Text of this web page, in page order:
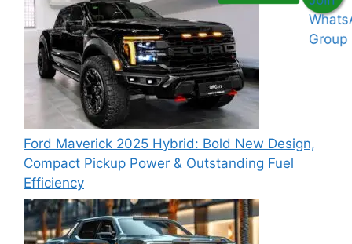
Ford Maverick 2025 Hybrid: Bold New Design,
Compact Pickup Power & Outstanding Fuel
Efficiency